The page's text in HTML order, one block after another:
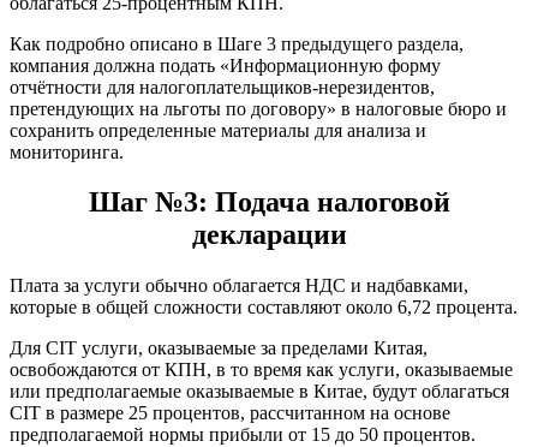
Как подробно описано в Шаге 3 предыдущего раздела,
компания должна подать «Информационную форму
отчётности для налогоплательщиков-нерезидентов,
претендующих на льготы по договору» в налоговые бюро и
сохранить определенные материалы для анализа и
мониторинга.
Шаг №3: Подача налоговой
декларации
Плата за услуги обычно облагается НДС и надбавками,
которые в общей сложности составляют около 6,72 процента.
Для CIT услуги, оказываемые за пределами Китая,
освобождаются от КПН, в то время как услуги, оказываемые
или предполагаемые оказываемые в Китае, будут облагаться
CIT в размере 25 процентов, рассчитанном на основе
предполагаемой нормы прибыли от 15 до 50 процентов.